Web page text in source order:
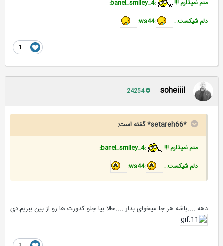
منم نمیذارم !!!
:banel_smiley_4:
دلم شیکست...
:ws44:
soheiiil
*setareh66* گفته است:
منم نمیذارم !!!
:banel_smiley_4:
دلم شیکست...
:ws44:
دهه ....باشه هر جا میخوای بذار ....حالا بیا جلو کدورت ها رو از بین ببریم:دی